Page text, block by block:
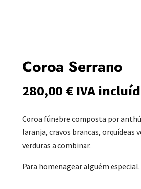
Coroa Serrano
280,00 € IVA
Coroa fúnebre composta por
laranja, cravos brancas, orquídeas
verduras a combinar.
Para homenagear alguém especial.